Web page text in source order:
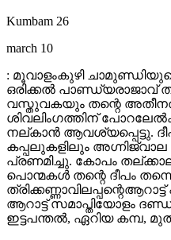
Kumbam 26
march 10
: മൂവാളംകുഴി
ഒരിക്കൽ
വസ്തുവകയും തന്റെ
ശിവലിംഗത്തിന്
നല്കാൻ ആവശ്യപ്പെട്ടു.
കപ്പലുകളിലും
പ്രണമിച്ചു. കോപം
പൊന്മകൾ തന്റെ ദീപം
ആറാട്ട്‌ സമാപ്തിയോളം
ഇട്ടപന്തൽ, ഏറിയ കമ്പ,